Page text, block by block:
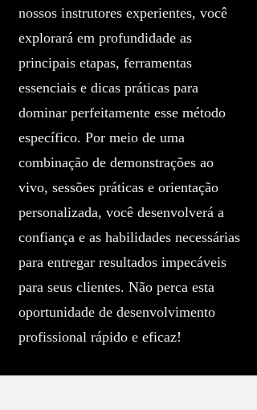
nossos instrutores experientes, você
explorará em profundidade as
principais etapas, ferramentas
essenciais e dicas práticas para
dominar perfeitamente esse método
específico. Por meio de uma
combinação de demonstrações ao
vivo, sessões práticas e orientação
personalizada, você desenvolverá a
confiança e as habilidades necessárias
para entregar resultados impecáveis
para seus clientes. Não perca esta
oportunidade de desenvolvimento
profissional rápido e eficaz!